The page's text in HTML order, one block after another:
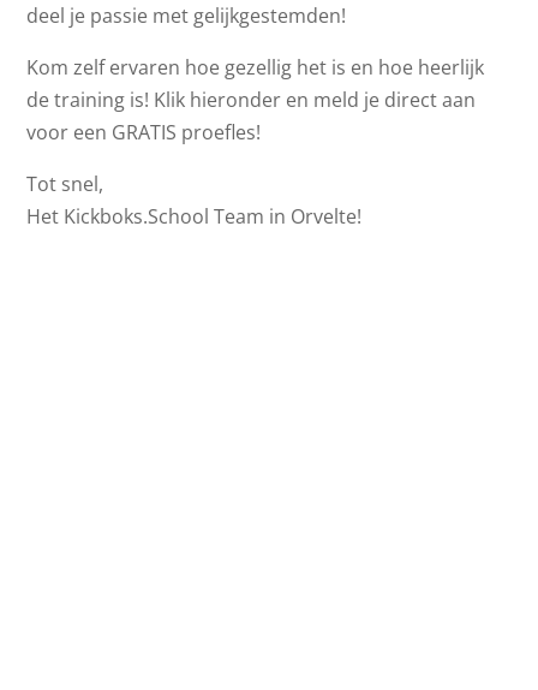
deel je passie met gelijkgestemden!
Kom zelf ervaren hoe gezellig het is en hoe heerlijk
de training is! Klik hieronder en meld je direct aan
voor een GRATIS proefles!
Tot snel,
Het Kickboks.School Team in Orvelte!